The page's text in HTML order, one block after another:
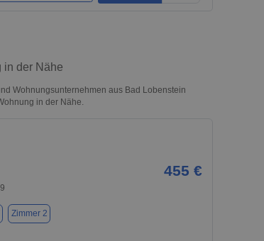
in der Nähe
Wohnungsunternehmen aus Bad Lobenstein
in der Nähe.
455 €
Zimmer 2